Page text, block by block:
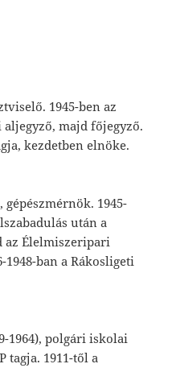
1945-benaz
aljegyző,majdfőjegyző.
kezdetbenelnöke.
gépészmérnök. 1945-
dulásutána
azÉlelmiszeripari
1948-banaRákosligeti
1964),polgáriiskolai
tagja. 1911-tőla